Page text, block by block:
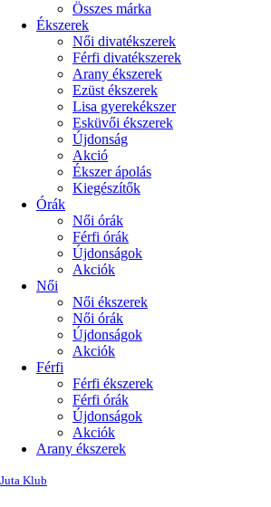
Összes márka
Ékszerek
Női divatékszerek
Férfi divatékszerek
Arany ékszerek
Ezüst ékszerek
Lisa gyerekékszer
Esküvői ékszerek
Újdonság
Akció
Ékszer ápolás
Kiegészítők
Órák
Női órák
Férfi órák
Újdonságok
Akciók
Női
Női ékszerek
Női órák
Újdonságok
Akciók
Férfi
Férfi ékszerek
Férfi órák
Újdonságok
Akciók
Arany ékszerek
Juta Klub